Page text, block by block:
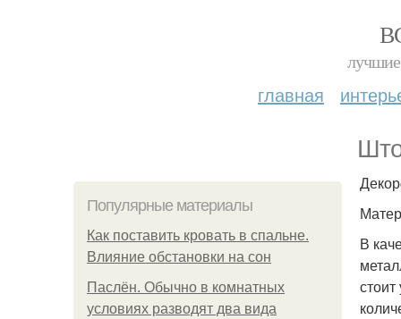
лучшие
главная
Популярные материалы
Как поставить кровать в спальне.
Влияние обстановки на сон
Паслён. Обычно в комнатных
условиях разводят два вида
В